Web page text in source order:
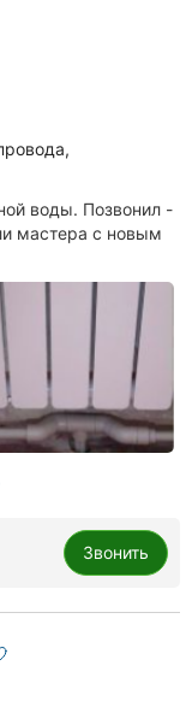
воды. Позвонил -
мастера с новым
Звонить